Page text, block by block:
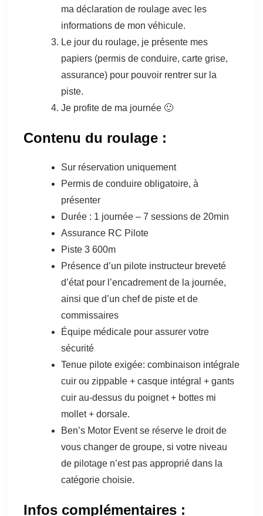
ma déclaration de roulage avec les
informations de mon véhicule.
Le jour du roulage, je présente mes
papiers (permis de conduire, carte grise,
assurance) pour pouvoir rentrer sur la
piste.
Je profite de ma journée 🙂
Contenu du roulage :
Sur réservation uniquement
Permis de conduire obligatoire, à
présenter
Durée : 1 journée – 7 sessions de 20min
Assurance RC Pilote
Piste 3 600m
Présence d’un pilote instructeur breveté
d’état pour l’encadrement de la journée,
ainsi que d’un chef de piste et de
commissaires
Équipe médicale pour assurer votre
sécurité
Tenue pilote exigée: combinaison intégrale
cuir ou zippable + casque intégral + gants
cuir au-dessus du poignet + bottes mi
mollet + dorsale.
Ben’s Motor Event se réserve le droit de
vous changer de groupe, si votre niveau
de pilotage n’est pas approprié dans la
catégorie choisie.
Infos complémentaires :